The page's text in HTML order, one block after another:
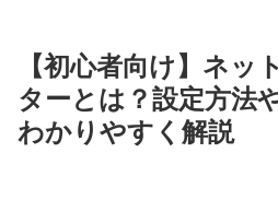
【初心者向け】ネッ
ターとは？設定方法
わかりやすく解説